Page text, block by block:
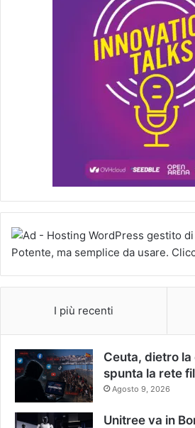
I più recenti
Ceuta, dietro
spunta la rete
Agosto 9, 2026
Unitree va in